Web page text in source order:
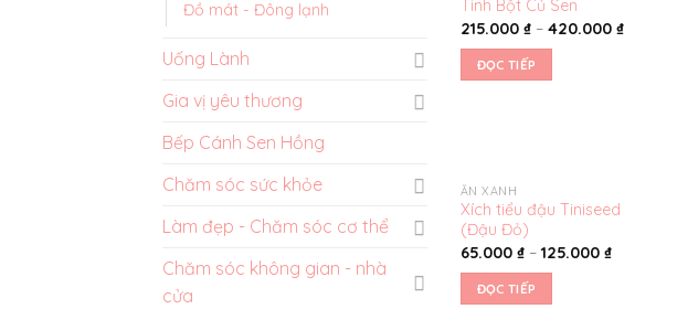
Đồ mát - Đông lạnh
Uống Lành
Gia vị yêu thương
Bếp Cánh Sen Hồng
Chăm sóc sức khỏe
Làm đẹp - Chăm sóc cơ thể
Chăm sóc không gian - nhà
cửa
Tinh Bột Củ Sen
215.000 ₫– 420.000 ₫
ĐỌC TIẾP
Yêu
thích
ĂN XANH
Xích tiểu đậu Tiniseed
(Đậu Đỏ)
65.000 ₫–125.000 ₫
ĐỌC TIẾP